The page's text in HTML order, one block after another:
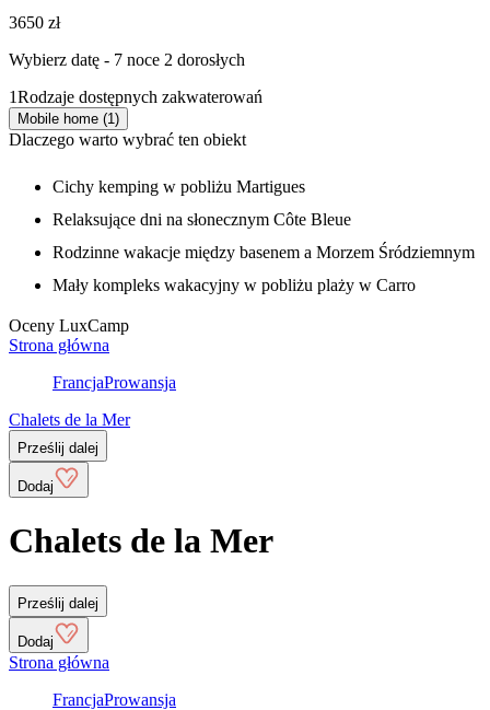
3650 zł
Wybierz datę - 7 noce 2 dorosłych
1Rodzaje dostępnych zakwaterowań
Mobile home (1)
Dlaczego warto wybrać ten obiekt
Cichy kemping w pobliżu Martigues
Relaksujące dni na słonecznym Côte Bleue
Rodzinne wakacje między basenem a Morzem Śródziemnym
Mały kompleks wakacyjny w pobliżu plaży w Carro
Oceny LuxCamp
Strona główna
FrancjaProwansja
Chalets de la Mer
Prześlij dalej
Dodaj
Chalets de la Mer
Prześlij dalej
Dodaj
Strona główna
FrancjaProwansja